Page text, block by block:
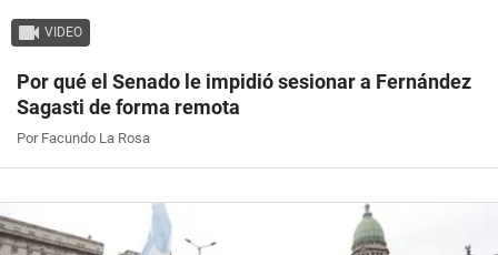
VIDEO
Por qué el Senado le impidió sesionar a Fernández
Sagasti de forma remota
Por Facundo La Rosa